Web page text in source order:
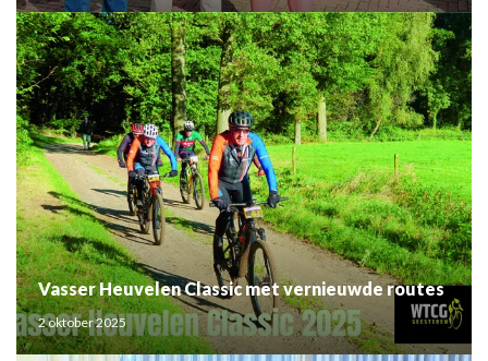
Vasser Heuvelen Classic met vernieuwde routes
2 oktober 2025